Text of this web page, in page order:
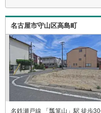
名古屋市守山区高島町
名鉄瀬戸線 「瓢箪山」駅 徒歩